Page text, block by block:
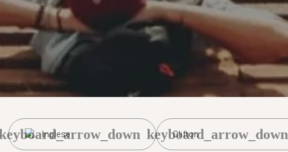
Inglese Clifton
keyboard_arrow_down